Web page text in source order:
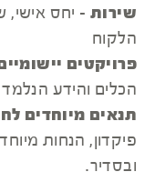
שירות - יחס אישי,
הלקוח
פרויקטים
הכלים והידע הנלמד
תנאים מיוחדים
פיקדון, הנחות
ובסדיר.